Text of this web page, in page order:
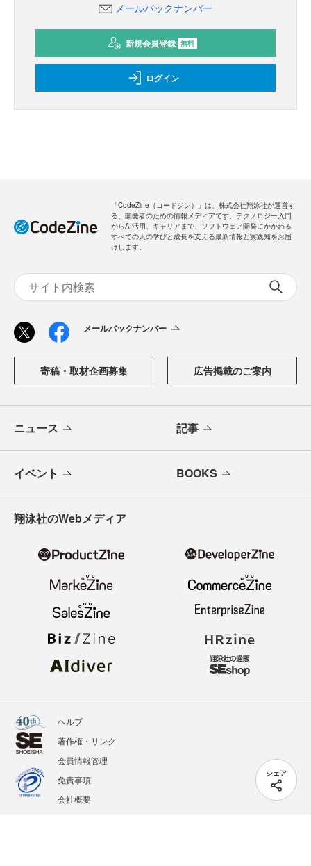
シェア
メールバックナンバー
新規会員登録 無料
ログイン
「CodeZine（コードジン）」は、株式会社翔泳社が運営す
る、開発者のための情報メディアです。テクノロジー入門
からAI活用、キャリアまで、ソフトウェア開発にかかわる
すべての人の学びと成長を支える最新情報と実践知をお届
けします。
メールバックナンバー
寄稿・取材企画募集 広告掲載のご案内
ニュース 記事
イベント BOOKS
翔泳社のWebメディア
ヘルプ
著作権・リンク
会員情報管理
免責事項
会社概要